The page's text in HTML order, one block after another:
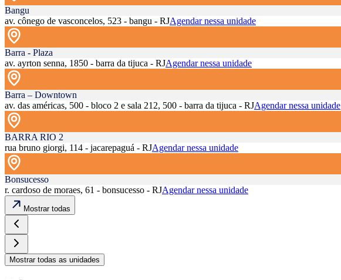
Bangu
av. cônego de vasconcelos, 523 - bangu - RJAgendar nessa unidade
Barra - Plaza
av. ayrton senna, 1850 - barra da tijuca - RJAgendar nessa unidade
Barra – Downtown
av. das américas, 500 - bloco 2 e sala 212, 500 - barra da tijuca - RJAgendar nessa unidade
BARRA RIO 2
rua bruno giorgi, 114 - jacarepaguá - RJAgendar nessa unidade
Bonsucesso
r. cardoso de moraes, 61 - bonsucesso - RJAgendar nessa unidade
Mostrar todas
Mostrar todas as unidades